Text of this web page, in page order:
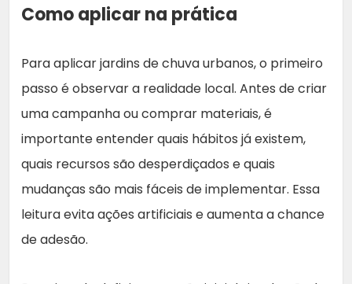
Como aplicar na prática
Para aplicar jardins de chuva urbanos, o primeiro
passo é observar a realidade local. Antes de criar
uma campanha ou comprar materiais, é
importante entender quais hábitos já existem,
quais recursos são desperdiçados e quais
mudanças são mais fáceis de implementar. Essa
leitura evita ações artificiais e aumenta a chance
de adesão.